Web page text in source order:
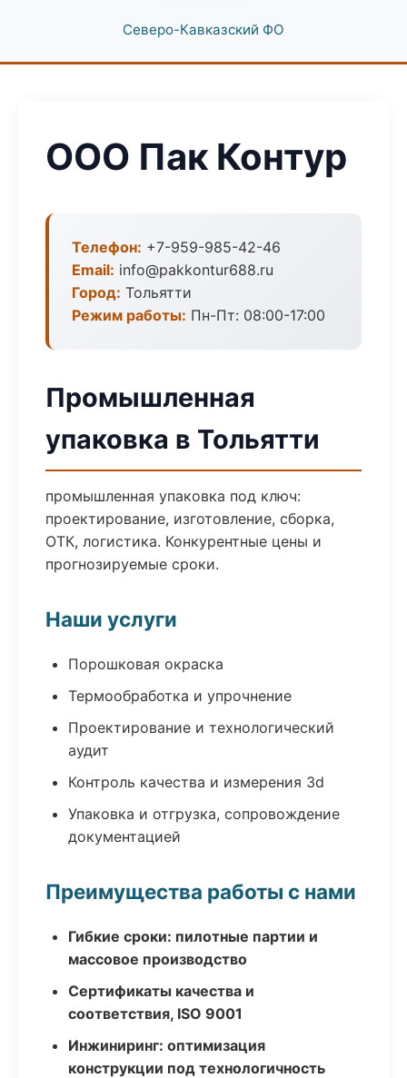
Северо-Кавказский ФО
ООО Пак Контур
Телефон: +7-959-985-42-46
Email: info@pakkontur688.ru
Город: Тольятти
Режим работы: Пн-Пт: 08:00-17:00
Промышленная
упаковка в Тольятти
промышленная упаковка под ключ:
проектирование, изготовление, сборка,
ОТК, логистика. Конкурентные цены и
прогнозируемые сроки.
Наши услуги
Порошковая окраска
Термообработка и упрочнение
Проектирование и технологический
аудит
Контроль качества и измерения 3d
Упаковка и отгрузка, сопровождение
документацией
Преимущества работы с нами
Гибкие сроки: пилотные партии и
массовое производство
Сертификаты качества и
соответствия, ISO 9001
Инжиниринг: оптимизация
конструкции под технологичность